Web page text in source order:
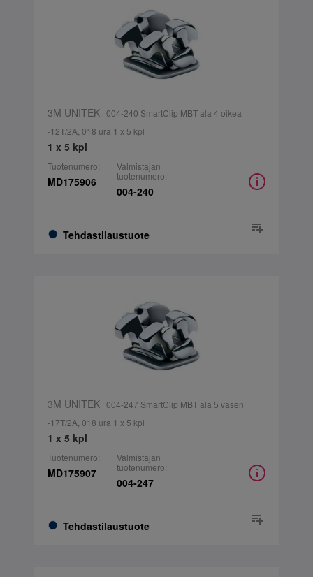
3M UNITEK| 004-240 SmartClip MBT ala 4 oikea
-12T/2A, 018 ura 1 x 5 kpl
1 x 5 kpl
Tuotenumero:
MD175906
Tehdastilaustuote
Valmistajan
tuotenumero:
004-240
3M UNITEK| 004-247 SmartClip MBT ala 5 vasen
-17T/2A, 018 ura 1 x 5 kpl
1 x 5 kpl
Tuotenumero:
MD175907
Tehdastilaustuote
Valmistajan
tuotenumero:
004-247